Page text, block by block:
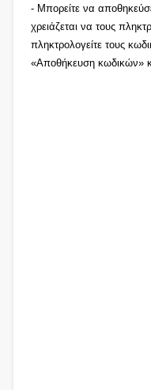
- Μπορείτε να
χρειάζεται να τους
πληκτρολογείτε τους
«Αποθήκευση κωδικών»